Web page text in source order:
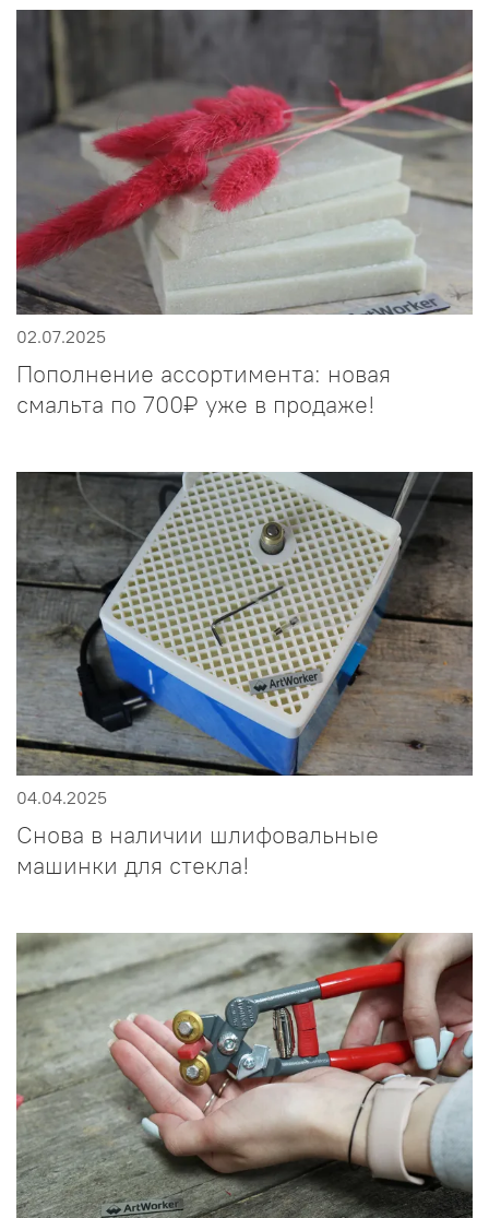
02.07.2025
Пополнение ассортимента: новая
смальта по 700₽ уже в продаже!
04.04.2025
Снова в наличии шлифовальные
машинки для стекла!